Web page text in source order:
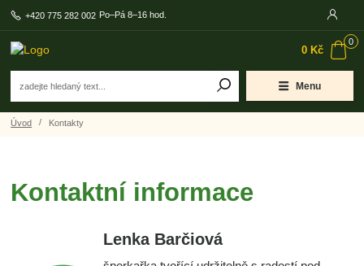
Menu
+420 775 282 002 Po–Pá 8–16 hod.
0
0 Kč
Úvod Kontakty
Kontaktní informace
Lenka Barčiová